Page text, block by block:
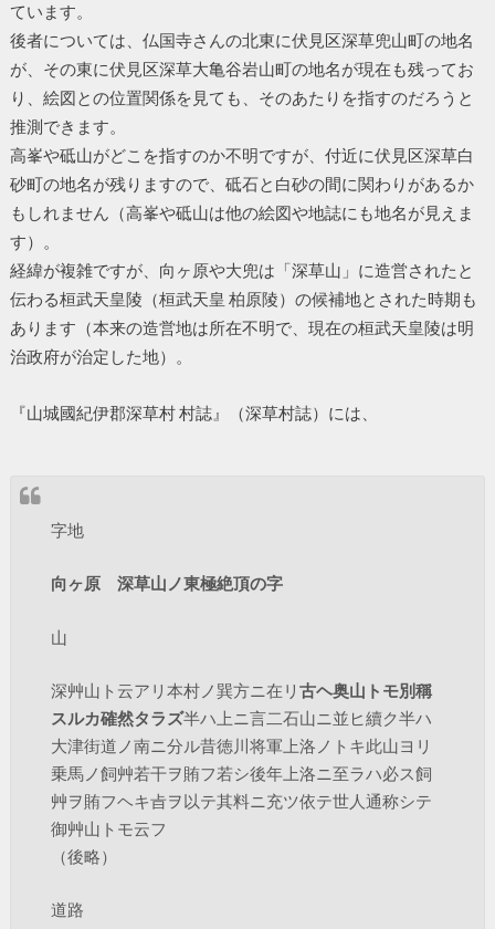
ています。
後者については、仏国寺さんの北東に伏見区深草兜山町の地名
が、その東に伏見区深草大亀谷岩山町の地名が現在も残ってお
り、絵図との位置関係を見ても、そのあたりを指すのだろうと
推測できます。
高峯や砥山がどこを指すのか不明ですが、付近に伏見区深草白
砂町の地名が残りますので、砥石と白砂の間に関わりがあるか
もしれません（高峯や砥山は他の絵図や地誌にも地名が見えま
す）。
経緯が複雑ですが、向ヶ原や大兜は「深草山」に造営されたと
伝わる桓武天皇陵（桓武天皇 柏原陵）の候補地とされた時期も
あります（本来の造営地は所在不明で、現在の桓武天皇陵は明
治政府が治定した地）。
『山城國紀伊郡深草村 村誌』（深草村誌）には、
字地
向ヶ原 深草山ノ東極絶頂の字
山
深艸山ト云アリ本村ノ巽方ニ在リ古ヘ奥山トモ別稱
スルカ確然タラズ半ハ上ニ言二石山ニ並ヒ續ク半ハ
大津街道ノ南ニ分ル昔徳川将軍上洛ノトキ此山ヨリ
乗馬ノ飼艸若干ヲ賄フ若シ後年上洛ニ至ラハ必ス飼
艸ヲ賄フヘキ㫖ヲ以テ其料ニ充ツ依テ世人通称シテ
御艸山トモ云フ
（後略）
道路